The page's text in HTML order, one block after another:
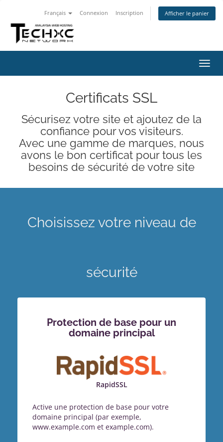
Français Connexion Inscription Afficher le panier
la
Certificats SSL
Sécurisez votre site et ajoutez de la
confiance pour vos visiteurs.
Avec une gamme de marques, nous
avons le bon certificat pour tous les
besoins de sécurité de votre site
Choisissez votre niveau de
sécurité
Protection de base pour un
domaine principal
RapidSSL
Active une protection de base pour votre
domaine principal (par exemple,
www.example.com et example.com).